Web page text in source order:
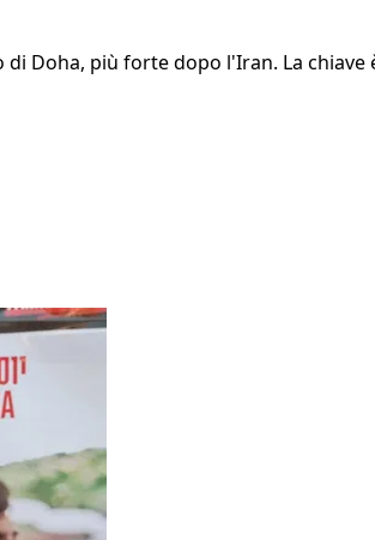
Doha, più forte dopo l'Iran. La chiave